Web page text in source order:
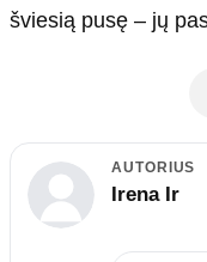
šviesią pusę – jų
AUTORIUS
Irena Ir